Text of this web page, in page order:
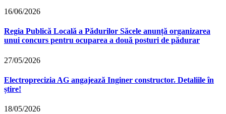
16/06/2026
Regia Publică Locală a Pădurilor Săcele anunță organizarea
unui concurs pentru ocuparea a două posturi de pădurar
27/05/2026
Electroprecizia AG angajează Inginer constructor. Detaliile în
știre!
18/05/2026